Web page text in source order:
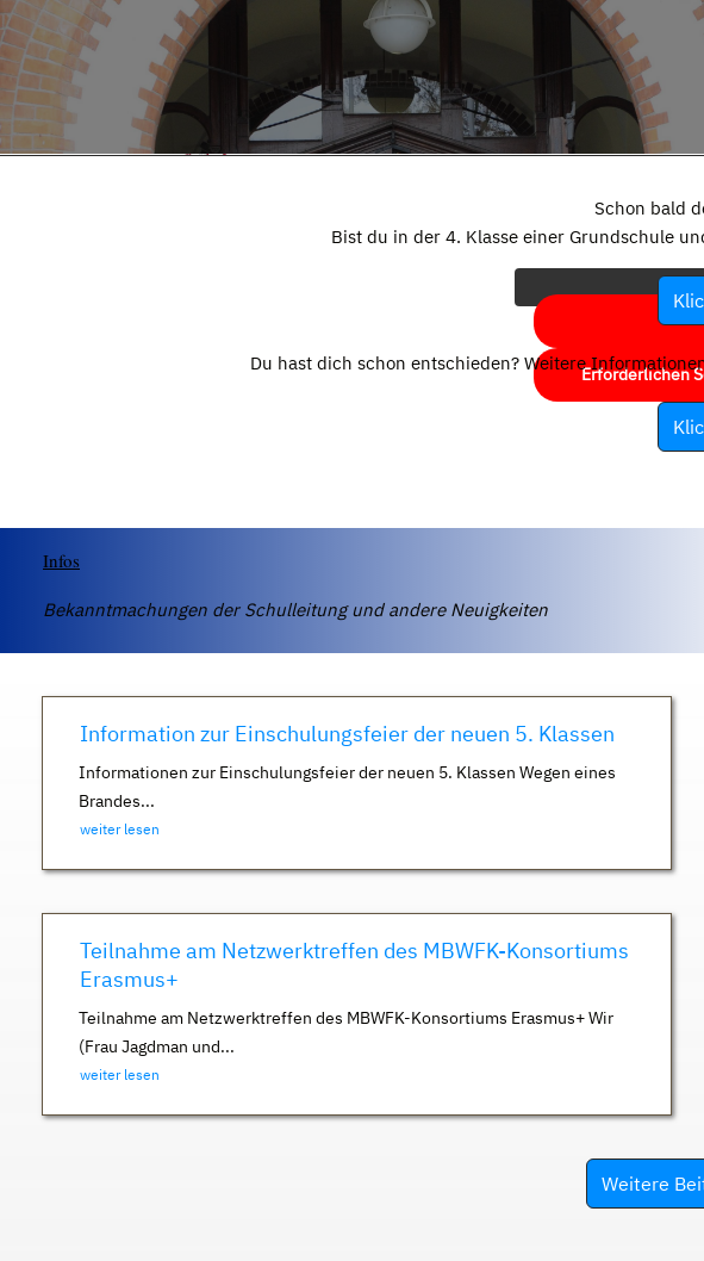
eigentlichen Inhalt
Bitte beachten Sie,
Erforderlichen
Schon bald
Bist du in der 4. Klasse einer Grundschule
Du hast dich schon entschieden? Weitere
Infos
Bekanntmachungen der Schulleitung und andere Neuigkeiten
Information zur Einschulungsfeier der neuen 5. Klassen
Informationen zur Einschulungsfeier der neuen 5. Klassen Wegen eines
Brandes...
weiter lesen
Teilnahme am Netzwerktreffen des MBWFK-Konsortiums
Erasmus+
Teilnahme am Netzwerktreffen des MBWFK-Konsortiums Erasmus+ Wir
(Frau Jagdman und...
weiter lesen
Weitere